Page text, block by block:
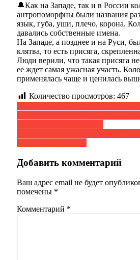
🔔Как на Западе, так и в России
антропоморфны были названия
язык, губа, уши, плечо, корона.
давались собственные имена.
На Западе, а позднее и на Руси,
клятва, то есть присяга,
Люди верили, что такая присяга
ее ждет самая ужасная участь.
применялась чаще и ценилась
Количество просмотров: 467
Навигация
по
записям
Добавить комментарий
Ваш адрес email не будет
помечены *
Комментарий *